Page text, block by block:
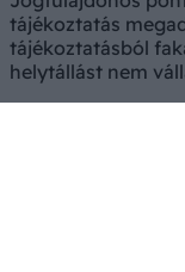
tájékoztatás
tájékoztatásból
helytállást nem